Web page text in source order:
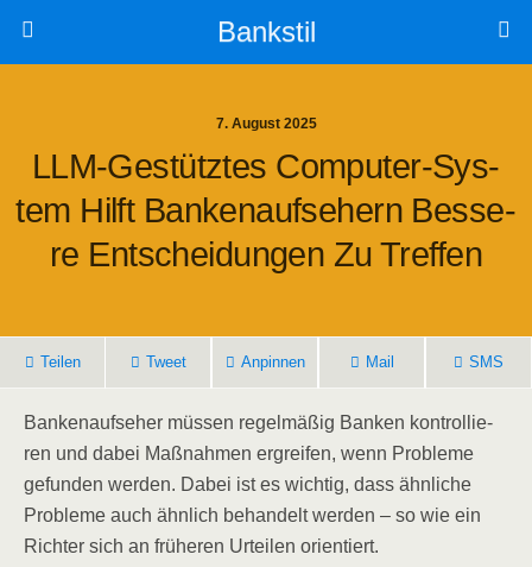
Bankstil
7. August 2025
LLM-Gestütz­tes Com­pu­ter-Sys­
Tem Hilft Ban­ken­auf­se­hern Bes­se­
Re Ent­schei­dun­gen Zu Treffen
Tei­len Tweet Anpin­nen Mail SMS
Ban­ken­auf­se­her müs­sen regel­mä­ßig Ban­ken kon­trol­lie­
ren und dabei Maß­nah­men ergrei­fen, wenn Pro­ble­me
gefun­den wer­den. Dabei ist es wich­tig, dass ähn­li­che
Pro­ble­me auch ähn­lich behan­delt wer­den – so wie ein
Rich­ter sich an frü­he­ren Urtei­len orientiert.